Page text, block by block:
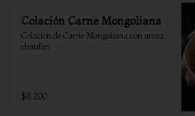
Colación Carne Mongoliana
Colación de Carne Mongoliana con arroz
chaufan
$8.200